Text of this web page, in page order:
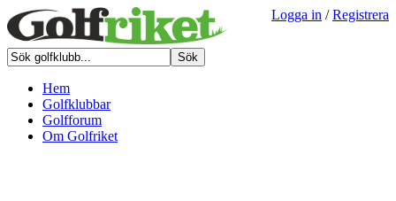
Logga in /Registrera
Hem
Golfklubbar
Golfforum
Om Golfriket